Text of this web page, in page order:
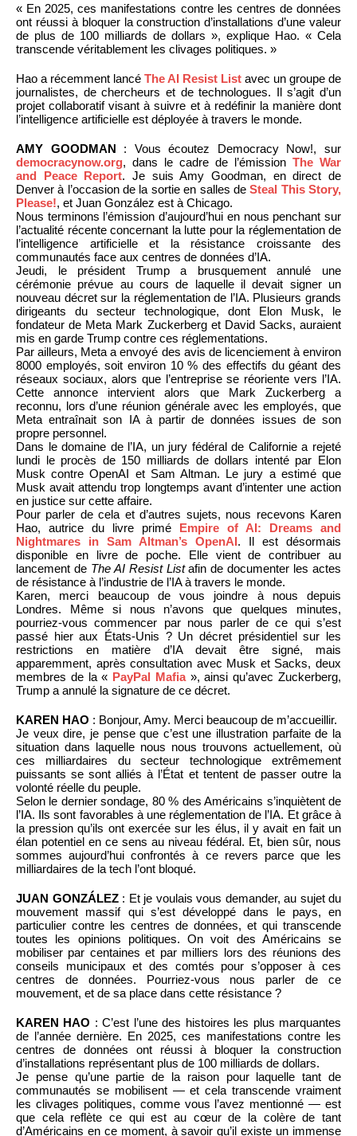
« En 2025, ces manifestations contre les centres de données
ont réussi à bloquer la construction d’installations d’une valeur
de plus de 100 milliards de dollars », explique Hao. « Cela
transcende véritablement les clivages politiques. »
Hao a récemment lancé The AI Resist List avec un groupe de
journalistes, de chercheurs et de technologues. Il s’agit d’un
projet collaboratif visant à suivre et à redéfinir la manière dont
l’intelligence artificielle est déployée à travers le monde.
AMY GOODMAN : Vous écoutez Democracy Now!, sur
democracynow.org, dans le cadre de l’émission The War
and Peace Report. Je suis Amy Goodman, en direct de
Denver à l’occasion de la sortie en salles deSteal This Story,
Please!, et Juan González est à Chicago.
Nous terminons l’émission d’aujourd’hui en nous penchant sur
l’actualité récente concernant la lutte pour la réglementation de
l’intelligence artificielle et la résistance croissante des
communautés face aux centres de données d’IA.
Jeudi, le président Trump a brusquement annulé une
cérémonie prévue au cours de laquelle il devait signer un
nouveau décret sur la réglementation de l’IA. Plusieurs grands
dirigeants du secteur technologique, dont Elon Musk, le
fondateur de Meta Mark Zuckerberg et David Sacks, auraient
mis en garde Trump contre ces réglementations.
Par ailleurs, Meta a envoyé des avis de licenciement à environ
8000 employés, soit environ 10 % des effectifs du géant des
réseaux sociaux, alors que l’entreprise se réoriente vers l’IA.
Cette annonce intervient alors que Mark Zuckerberg a
reconnu, lors d’une réunion générale avec les employés, que
Meta entraînait son IA à partir de données issues de son
propre personnel.
Dans le domaine de l’IA, un jury fédéral de Californie a rejeté
lundi le procès de 150 milliards de dollars intenté par Elon
Musk contre OpenAI et Sam Altman. Le jury a estimé que
Musk avait attendu trop longtemps avant d’intenter une action
en justice sur cette affaire.
Pour parler de cela et d’autres sujets, nous recevons Karen
Hao, autrice du livre primé Empire of AI: Dreams and
Nightmares in Sam Altman’s OpenAI. Il est désormais
disponible en livre de poche. Elle vient de contribuer au
lancement de The AI Resist Listafin de documenter les actes
de résistance à l’industrie de l’IA à travers le monde.
Karen, merci beaucoup de vous joindre à nous depuis
Londres. Même si nous n’avons que quelques minutes,
pourriez-vous commencer par nous parler de ce qui s’est
passé hier aux États-Unis ? Un décret présidentiel sur les
restrictions en matière d’IA devait être signé, mais
apparemment, après consultation avec Musk et Sacks, deux
membres de la « PayPal Mafia», ainsi qu’avec Zuckerberg,
Trump a annulé la signature de ce décret.
KAREN HAO : Bonjour, Amy. Merci beaucoup de m’accueillir.
Je veux dire, je pense que c’est une illustration parfaite de la
situation dans laquelle nous nous trouvons actuellement, où
ces milliardaires du secteur technologique extrêmement
puissants se sont alliés à l’État et tentent de passer outre la
volonté réelle du peuple.
Selon le dernier sondage, 80 % des Américains s’inquiètent de
l’IA. Ils sont favorables à une réglementation de l’IA. Et grâce à
la pression qu’ils ont exercée sur les élus, il y avait en fait un
élan potentiel en ce sens au niveau fédéral. Et, bien sûr, nous
sommes aujourd’hui confrontés à ce revers parce que les
milliardaires de la tech l’ont bloqué.
JUAN GONZÁLEZ: Et je voulais vous demander, au sujet du
mouvement massif qui s’est développé dans le pays, en
particulier contre les centres de données, et qui transcende
toutes les opinions politiques. On voit des Américains se
mobiliser par centaines et par milliers lors des réunions des
conseils municipaux et des comtés pour s’opposer à ces
centres de données. Pourriez-vous nous parler de ce
mouvement, et de sa place dans cette résistance ?
KAREN HAO : C’est l’une des histoires les plus marquantes
de l’année dernière. En 2025, ces manifestations contre les
centres de données ont réussi à bloquer la construction
d’installations représentant plus de 100 milliards de dollars.
Je pense qu’une partie de la raison pour laquelle tant de
communautés se mobilisent — et cela transcende vraiment
les clivages politiques, comme vous l’avez mentionné — est
que cela reflète ce qui est au cœur de la colère de tant
d’Américains en ce moment, à savoir qu’il existe un immense